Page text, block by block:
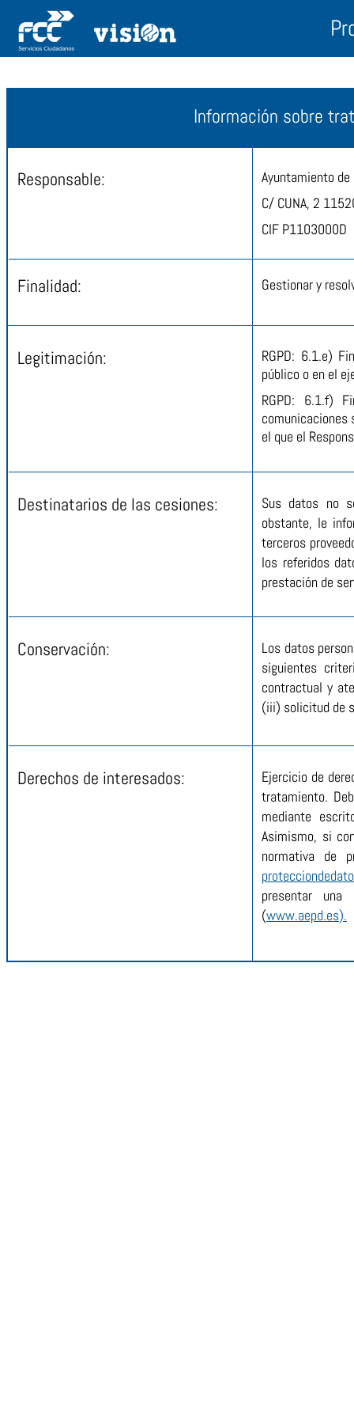
Información sobre
Responsable:
Ayuntamiento de
C/ CUNA, 2
CIF P1103000D
Finalidad: Gestionar y
Legitimación:
RGPD: 6.1.e)
público o en el
RGPD: 6.1.f)
el que el
Destinatarios de las cesiones:
Sus datos no
obstante, le
terceros
los referidos
prestación de
Conservación:
Los datos
siguientes
contractual y
(iii) solicitud de
Derechos de interesados:
Ejercicio de
tratamiento.
mediante
Asimismo, si
normativa de
presentar
(www.aepd.es).